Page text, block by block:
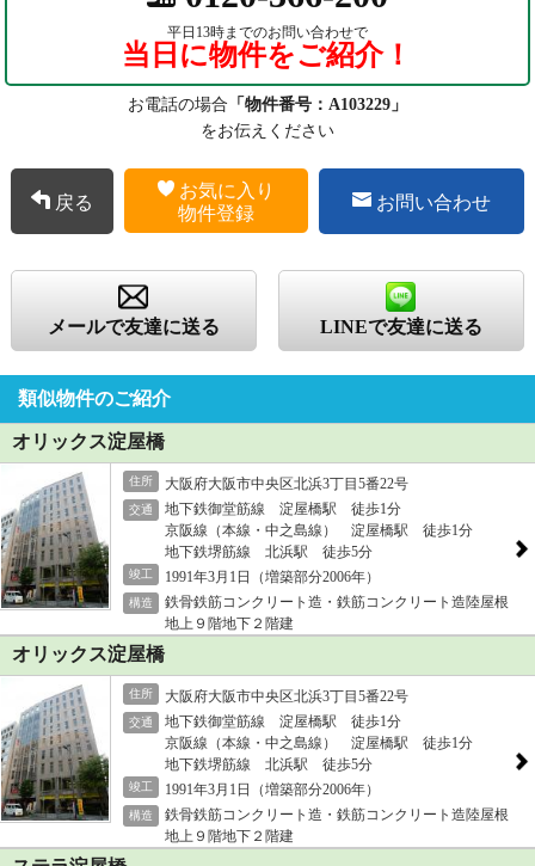
平日13時までのお問い合わせで
当日に物件をご紹介！
お電話の場合 「物件番号：A103229」
をお伝えください
戻る
お気に入り
物件登録
お問い合わせ
メールで友達に送る LINEで友達に送る
類似物件のご紹介
オリックス淀屋橋
住所 大阪府大阪市中央区北浜3丁目5番22号
交通
地下鉄御堂筋線 淀屋橋駅 徒歩1分
京阪線（本線・中之島線） 淀屋橋駅 徒歩1分
地下鉄堺筋線 北浜駅 徒歩5分
竣工 1991年3月1日（増築部分2006年）
構造
鉄骨鉄筋コンクリート造・鉄筋コンクリート造陸屋根
地上９階地下２階建
オリックス淀屋橋
住所 大阪府大阪市中央区北浜3丁目5番22号
交通
地下鉄御堂筋線 淀屋橋駅 徒歩1分
京阪線（本線・中之島線） 淀屋橋駅 徒歩1分
地下鉄堺筋線 北浜駅 徒歩5分
竣工 1991年3月1日（増築部分2006年）
構造
鉄骨鉄筋コンクリート造・鉄筋コンクリート造陸屋根
地上９階地下２階建